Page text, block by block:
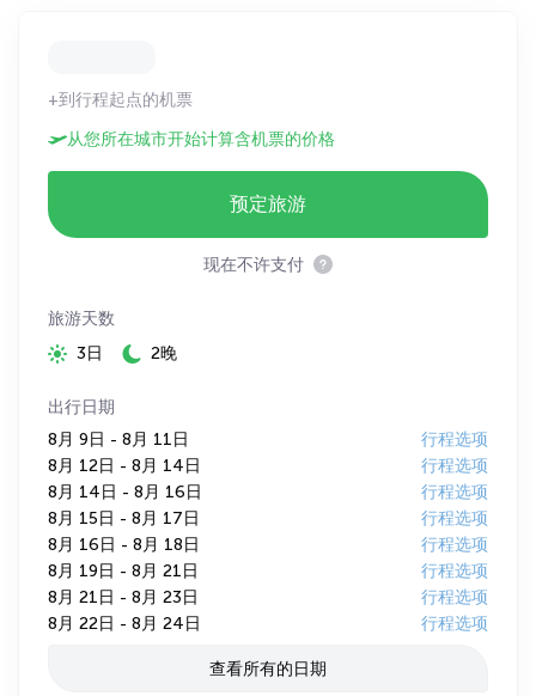
+到行程起点的机票
从您所在城市开始计算含机票的价格
预定旅游
现在不许支付
旅游天数
3日
2晚
出行日期
8月 9日 - 8月 11日
行程选项
8月 12日 - 8月 14日
行程选项
8月 14日 - 8月 16日
行程选项
8月 15日 - 8月 17日
行程选项
8月 16日 - 8月 18日
行程选项
8月 19日 - 8月 21日
行程选项
8月 21日 - 8月 23日
行程选项
8月 22日 - 8月 24日
行程选项
查看所有的日期